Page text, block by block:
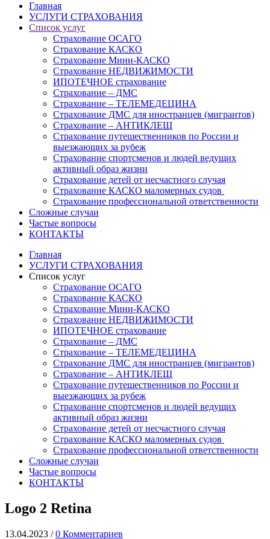
Главная
УСЛУГИ СТРАХОВАНИЯ
Список услуг
Страхование ОСАГО
Страхование КАСКО
Страхование Мини-КАСКО
Страхование НЕДВИЖИМОСТИ
ИПОТЕЧНОЕ страхование
Страхование – ДМС
Страхование – ТЕЛЕМЕДЕЦИНА
Страхование ДМС для иностранцев (мигрантов)
Страхование – АНТИКЛЕЩ
Страхование путешественников по России и
выезжающих за рубеж
Страхование спортсменов и людей ведущих
активный образ жизни
Страхование детей от несчастного случая
Страхование КАСКО маломерных судов
Страхование профессиональной ответственности
Сложные случаи
Частые вопросы
КОНТАКТЫ
Главная
УСЛУГИ СТРАХОВАНИЯ
Список услуг
Страхование ОСАГО
Страхование КАСКО
Страхование Мини-КАСКО
Страхование НЕДВИЖИМОСТИ
ИПОТЕЧНОЕ страхование
Страхование – ДМС
Страхование – ТЕЛЕМЕДЕЦИНА
Страхование ДМС для иностранцев (мигрантов)
Страхование – АНТИКЛЕЩ
Страхование путешественников по России и
выезжающих за рубеж
Страхование спортсменов и людей ведущих
активный образ жизни
Страхование детей от несчастного случая
Страхование КАСКО маломерных судов
Страхование профессиональной ответственности
Сложные случаи
Частые вопросы
КОНТАКТЫ
Logo 2 Retina
13.04.2023 / 0 Комментариев